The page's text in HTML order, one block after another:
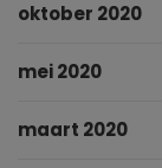
oktober 2020
mei 2020
maart 2020